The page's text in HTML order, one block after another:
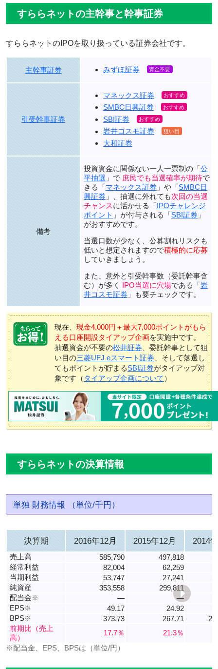
すららネットの主幹事と幹事証券
すららネットのIPOを取り扱っている証券会社です。
主幹事証券 みずほ証券
引受幹事証券
マネックス証券
SMBC日興証券
SBI証券
岩井コスモ証券
大和証券
備考
投資資金に関係ない一人一票制の「公
平抽選 」で 庶民でも当選確率が期待で
きる「マネックス証券 」や「SMBC日
興証券 」、抽選に外れても次回の当選
チャンスに活かせる「IPOチャレンジ
ポイント 」が付与される「SBI証券 」
がおすすめです。
当選口数が少なく、公募割れリスクも
低いと想定されますので積極的に応募
していきましょう。
また、意外と引受幹事数（委託幹事含
む）が多く IPO当選に穴場である「岩
井コスモ証券 」も要チェックです。
現在、 現金4,000円＋最大7,000ポイントがもら
える口座開設タイアップ企画を実施中です。
抽選資金が不要の松井証券 、委託幹事として狙
い目の三菱UFJ eスマート証券 、そして落選し
てもポイントが貯まるSBI証券がタイアップ対
象です（ タイアップ企画について ）
すららネットの決算情報
単独 財務情報 （単位/千円）
決算期 2016年12月 2015年12月 2014
売上高 585,790
497,818
経常利益
82,004
62,259
当期利益
53,747
27,241
純資産
353,558
299,811
配当金※ ―
―
EPS※ 49.17 24.92
BPS※ 373.73 267.71
前期比（売上
高）
17.7％
21.3％
※配当金、EPS、BPSは（単位/円）